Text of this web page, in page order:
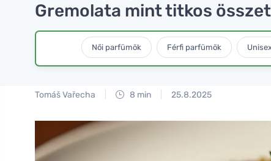
Gremolata mint titkos
Női parfümök Férfi parfümök
Tomáš Vařecha 8 min 25.8.2025